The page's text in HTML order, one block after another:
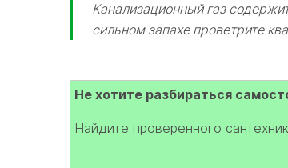
Канализационный газ
сильном запахе проветрите
Не хотите разбираться
Найдите проверенного